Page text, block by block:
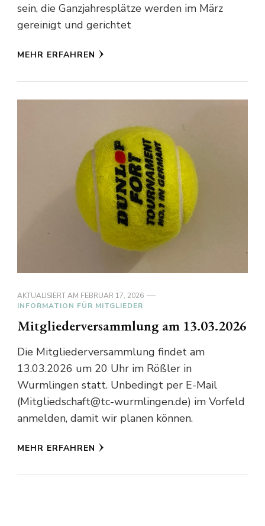
sein, die Ganzjahresplätze werden im März
gereinigt und gerichtet
MEHR ERFAHREN
AKTUALISIERT AM FEBRUAR 17, 2026
INFORMATION FÜR MITGLIEDER
Mitgliederversammlung am 13.03.2026
Die Mitgliederversammlung findet am
13.03.2026 um 20 Uhr im Rößler in
Wurmlingen statt. Unbedingt per E-Mail
(Mitgliedschaft@tc-wurmlingen.de) im Vorfeld
anmelden, damit wir planen können.
MEHR ERFAHREN